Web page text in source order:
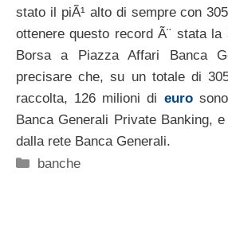
stato il piÃ¹ alto di sempre con
ottenere questo record Ã¨ stata
Borsa a Piazza Affari Banca
precisare che, su un totale di
raccolta, 126 milioni di euro
Banca Generali Private Banking,
dalla rete Banca Generali.
Categorie
banche